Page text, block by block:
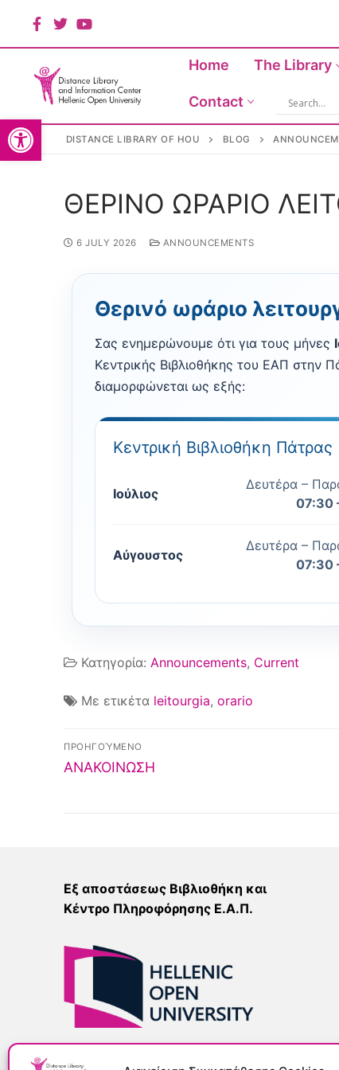
Ανοίξτε τη γραμμή
Home The Library
Contact
English
English
Home
Library
Personnel
Regulation
Books
Dissertations
Placing a
Interlibrary
Articles
Books
Disabled
E-services
Online
European
Databases
eBooks
User Training
Open Access
Contact
Opening
DISTANCE LIBRARY OF HOU BLOG
ΘΕΡΙΝΟ ΩΡΑΡΙΟ
6 JULY 2026 ANNOUNCEMENTS
Θερινό ωράριο
Σας ενημερώνουμε ότι για τους μήνες
Κεντρικής Βιβλιοθήκης του ΕΑΠ στην
διαμορφώνεται ως εξής:
Κεντρική Βιβλιοθήκη Πάτρας
Ιούλιος
Δευτέρα –
07:30
Αύγουστος
Δευτέρα –
07:30
Κατηγορία: Announcements, Current
Με ετικέτα leitourgia, orario
ΠΡΟΗΓΟΎΜΕΝΟ
ΑΝΑΚΟΙΝΩΣΗ
Εξ αποστάσεως Βιβλιοθήκη και
Κέντρο Πληροφόρησης Ε.Α.Π.
Central Library: